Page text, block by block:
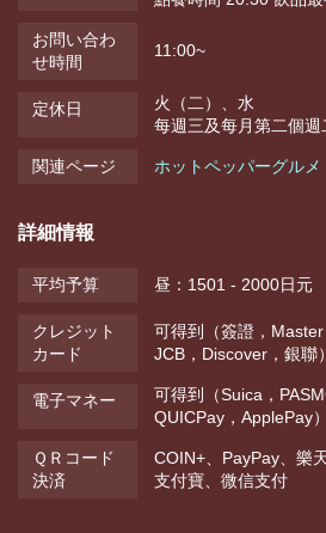
お問い合わ
せ時間
11:00~
定休日
火（二）、水
每週三及每月第二個週
関連ページ ホットペッパーグルメ
詳細情報
平均予算 昼：1501 - 2000日元
クレジット
カード
可得到（簽證，Master
JCB，Discover，銀聯）
電子マネー
可得到（Suica，
QUICPay，ApplePay）
ＱＲコード
決済
COIN+、PayPay、樂
支付寶、微信支付